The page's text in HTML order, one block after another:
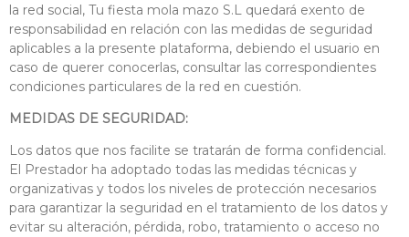
la red social, Tu fiesta mola mazo S.L quedará exento de
responsabilidad en relación con las medidas de seguridad
aplicables a la presente plataforma, debiendo el usuario en
caso de querer conocerlas, consultar las correspondientes
condiciones particulares de la red en cuestión.
MEDIDAS DE SEGURIDAD:
Los datos que nos facilite se tratarán de forma confidencial.
El Prestador ha adoptado todas las medidas técnicas y
organizativas y todos los niveles de protección necesarios
para garantizar la seguridad en el tratamiento de los datos y
evitar su alteración, pérdida, robo, tratamiento o acceso no